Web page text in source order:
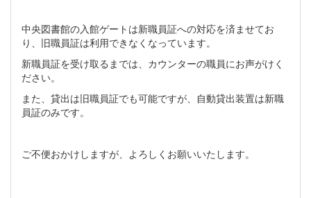
中央図書館の入館ゲートは新職員証への対応を済ませてお
り、旧職員証は利用できなくなっています。
新職員証を受け取るまでは、カウンターの職員にお声がけく
ださい。
また、貸出は旧職員証でも可能ですが、自動貸出装置は新職
員証のみです。
ご不便おかけしますが、よろしくお願いいたします。